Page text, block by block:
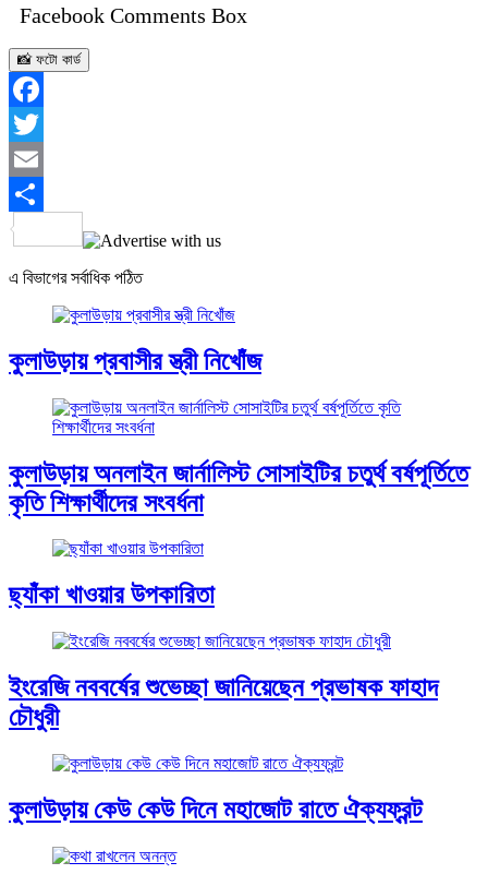
Facebook Comments Box
📸 ফটো কার্ড
Facebook
Twitter
Email
Share
এ বিভাগের সর্বাধিক পঠিত
কুলাউড়ায় প্রবাসীর স্ত্রী নিখোঁজ
কুলাউড়ায় অনলাইন জার্নালিস্ট সোসাইটির চতুর্থ বর্ষপূর্তিতে
কৃতি শিক্ষার্থীদের সংবর্ধনা
ছ্যাঁকা খাওয়ার উপকারিতা
ইংরেজি নববর্ষের শুভেচ্ছা জানিয়েছেন প্রভাষক ফাহাদ
চৌধুরী
কুলাউড়ায় কেউ কেউ দিনে মহাজোট রাতে ঐক্যফ্রন্ট